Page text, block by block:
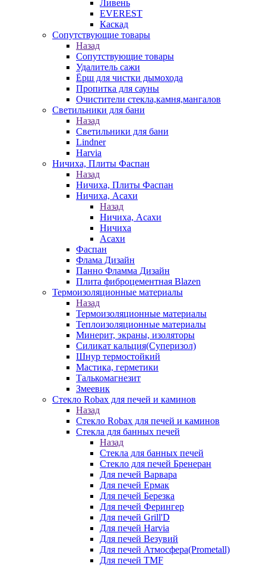
Ливень
EVEREST
Каскад
Сопутствующие товары
Назад
Сопутствующие товары
Удалитель сажи
Ёрш для чистки дымохода
Пропитка для сауны
Очистители стекла,камня,мангалов
Светильники для бани
Назад
Светильники для бани
Lindner
Harvia
Ничиха, Плиты Фаспан
Назад
Ничиха, Плиты Фаспан
Ничиха, Асахи
Назад
Ничиха, Асахи
Ничиха
Асахи
Фаспан
Флама Дизайн
Панно Фламма Дизайн
Плита фиброцементная Blazen
Термоизоляционные материалы
Назад
Термоизоляционные материалы
Теплоизоляционные материалы
Минерит, экраны, изоляторы
Силикат кальция(Суперизол)
Шнур термостойкий
Мастика, герметики
Талькомагнезит
Змеевик
Стекло Robax для печей и каминов
Назад
Стекло Robax для печей и каминов
Стекла для банных печей
Назад
Стекла для банных печей
Стекло для печей Бренеран
Для печей Варвара
Для печей Ермак
Для печей Березка
Для печей Ферингер
Для печей Grill'D
Для печей Harvia
Для печей Везувий
Для печей Атмосфера(Prometall)
Для печей TMF